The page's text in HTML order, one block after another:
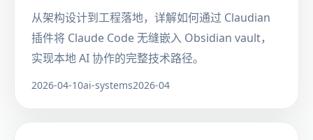
从架构设计到工程落地，详解如何通过 Claudian
插件将 Claude Code 无缝嵌入 Obsidian vault，
实现本地 AI 协作的完整技术路径。
2026-04-10ai-systems2026-04